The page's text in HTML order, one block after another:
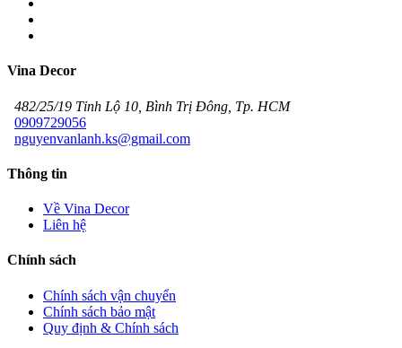
Vina Decor
482/25/19 Tỉnh Lộ 10, Bình Trị Đông, Tp. HCM
0909729056
nguyenvanlanh.ks@gmail.com
Thông tin
Về Vina Decor
Liên hệ
Chính sách
Chính sách vận chuyển
Chính sách bảo mật
Quy định & Chính sách